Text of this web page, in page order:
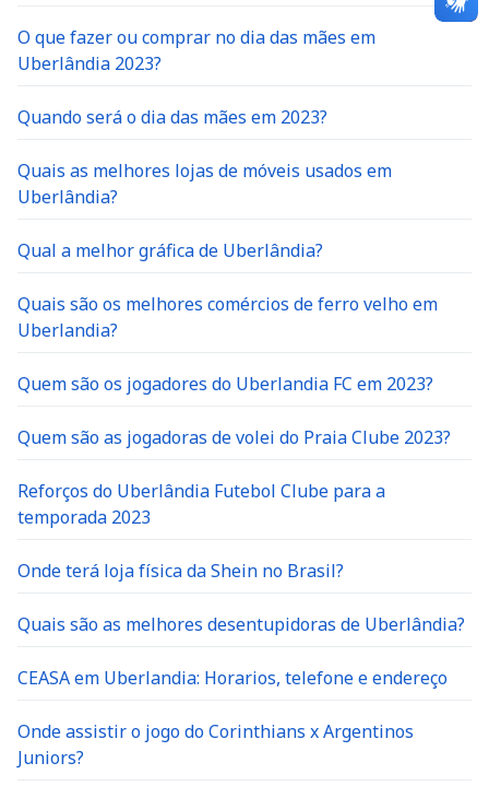
O que fazer ou comprar no dia das mães em
Uberlândia 2023?
Quando será o dia das mães em 2023?
Quais as melhores lojas de móveis usados em
Uberlândia?
Qual a melhor gráfica de Uberlândia?
Quais são os melhores comércios de ferro velho em
Uberlandia?
Quem são os jogadores do Uberlandia FC em 2023?
Quem são as jogadoras de volei do Praia Clube 2023?
Reforços do Uberlândia Futebol Clube para a
temporada 2023
Onde terá loja física da Shein no Brasil?
Quais são as melhores desentupidoras de Uberlândia?
CEASA em Uberlandia: Horarios, telefone e endereço
Onde assistir o jogo do Corinthians x Argentinos
Juniors?